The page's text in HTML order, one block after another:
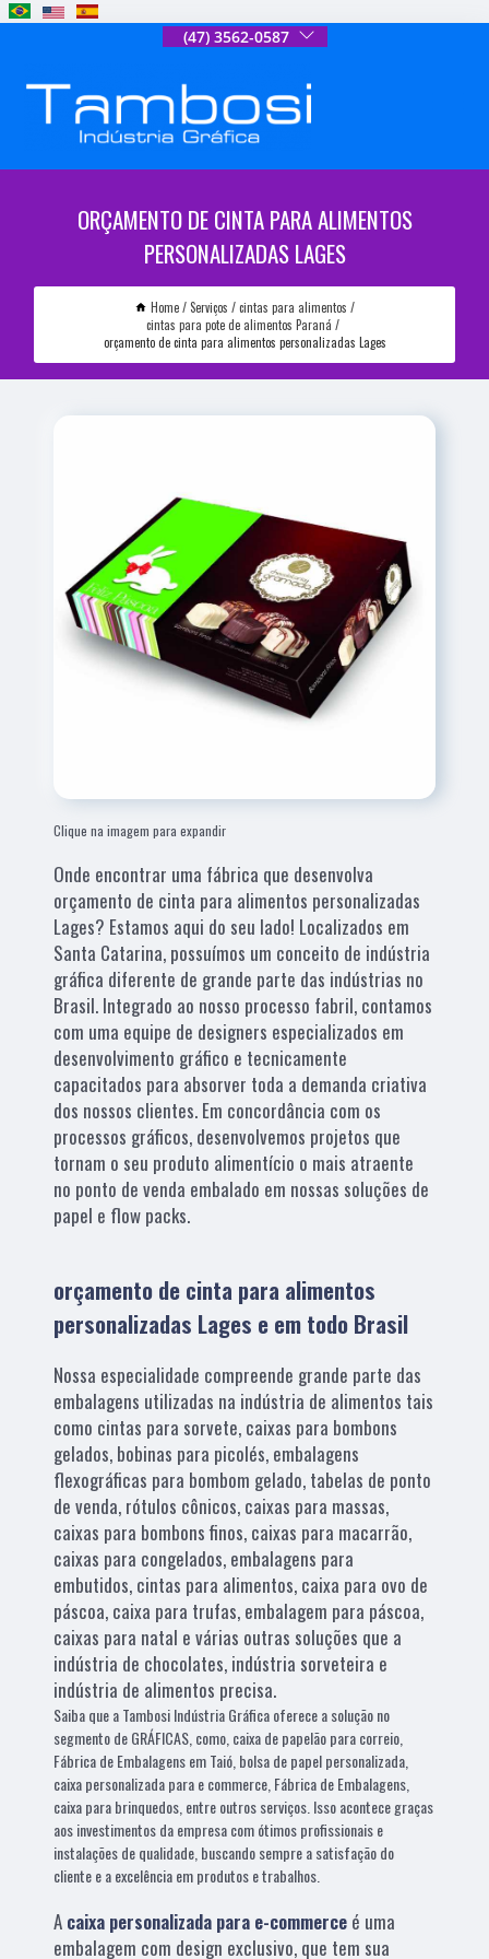
(47) 3562-0587
ORÇAMENTO DE CINTA PARA ALIMENTOS
PERSONALIZADAS LAGES
Home Serviços
cintas para alimentos
cintas para pote de alimentos Paraná
orçamento de cinta para alimentos personalizadas Lages
Clique na imagem para expandir
Onde encontrar uma fábrica que desenvolva
orçamento de cinta para alimentos personalizadas
Lages? Estamos aqui do seu lado! Localizados em
Santa Catarina, possuímos um conceito de indústria
gráfica diferente de grande parte das indústrias no
Brasil. Integrado ao nosso processo fabril, contamos
com uma equipe de designers especializados em
desenvolvimento gráfico e tecnicamente
capacitados para absorver toda a demanda criativa
dos nossos clientes. Em concordância com os
processos gráficos, desenvolvemos projetos que
tornam o seu produto alimentício o mais atraente
no ponto de venda embalado em nossas soluções de
papel e flow packs.
orçamento de cinta para alimentos
personalizadas Lages e em todo Brasil
Nossa especialidade compreende grande parte das
embalagens utilizadas na indústria de alimentos tais
como cintas para sorvete, caixas para bombons
gelados, bobinas para picolés, embalagens
flexográficas para bombom gelado, tabelas de ponto
de venda, rótulos cônicos, caixas para massas,
caixas para bombons finos, caixas para macarrão,
caixas para congelados, embalagens para
embutidos, cintas para alimentos, caixa para ovo de
páscoa, caixa para trufas, embalagem para páscoa,
caixas para natal e várias outras soluções que a
indústria de chocolates, indústria sorveteira e
indústria de alimentos precisa.
Saiba que a Tambosi Indústria Gráfica oferece a solução no
segmento de GRÁFICAS, como, caixa de papelão para correio,
Fábrica de Embalagens em Taió, bolsa de papel personalizada,
caixa personalizada para e commerce, Fábrica de Embalagens,
caixa para brinquedos, entre outros serviços. Isso acontece graças
aos investimentos da empresa com ótimos profissionais e
instalações de qualidade, buscando sempre a satisfação do
cliente e a excelência em produtos e trabalhos.
A caixa personalizada para e-commerce é uma
embalagem com design exclusivo, que tem sua